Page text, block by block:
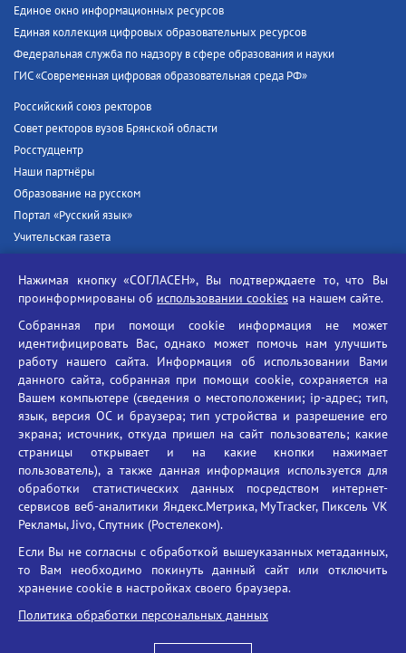
Единое окно информационных ресурсов
Единая коллекция цифровых образовательных ресурсов
Федеральная служба по надзору в сфере образования и науки
ГИС «Современная цифровая образовательная среда РФ»
Российский союз ректоров
Совет ректоров вузов Брянской области
Росстудцентр
Наши партнёры
Образование на русском
Портал «Русский язык»
Учительская газета
Единый портал государственных услуг
Противодействие угрозам информационной безопасности
Социальные ролики - Генеральная прокуратура РФ
Противодействие коррупции
БГУ против наркотиков
Брянский государственный университет
имени академика И.Г. Петровского
Время работы: пн-пт 09:00-18:00
Телефон: +7(4832)58-90-85
Нажимая кнопку «СОГЛАСЕН», Вы подтверждаете то, что Вы
проинформированы об использовании cookies на нашем сайте.
Собранная при помощи cookie информация не может
идентифицировать Вас, однако может помочь нам улучшить
работу нашего сайта. Информация об использовании Вами
данного сайта, собранная при помощи cookie, сохраняется на
Вашем компьютере (сведения о местоположении; ip-адрес; тип,
язык, версия ОС и браузера; тип устройства и разрешение его
экрана; источник, откуда пришел на сайт пользователь; какие
страницы открывает и на какие кнопки нажимает
пользователь), а также данная информация используется для
обработки статистических данных посредством интернет-
сервисов веб-аналитики Яндекс.Метрика, MyTracker, Пиксель VK
Рекламы, Jivo, Спутник (Ростелеком).
Если Вы не согласны с обработкой вышеуказанных метаданных,
то Вам необходимо покинуть данный сайт или отключить
хранение cookie в настройках своего браузера.
Политика обработки персональных данных